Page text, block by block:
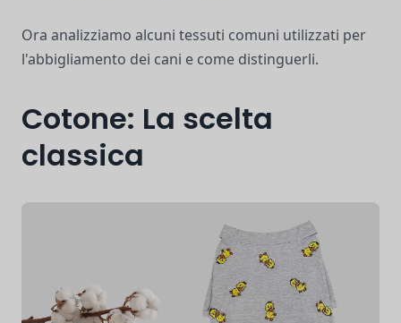
Ora analizziamo alcuni tessuti comuni utilizzati per
l'abbigliamento dei cani e come distinguerli.
Cotone: La scelta
classica